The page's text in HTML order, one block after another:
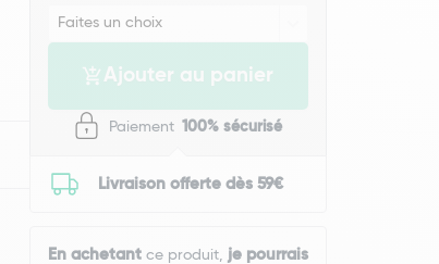
Ajouter au panier
Paiement 100% sécurisé
Livraison offerte dès 59€
En achetantce produit, je pourrais